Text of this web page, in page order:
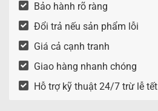
Bảo hành rõ ràng
Đổi trả nếu sản phẩm lỗi
Giá cả cạnh tranh
Giao hàng nhanh chóng
Hỗ trợ kỹ thuật 24/7 trừ lễ tết